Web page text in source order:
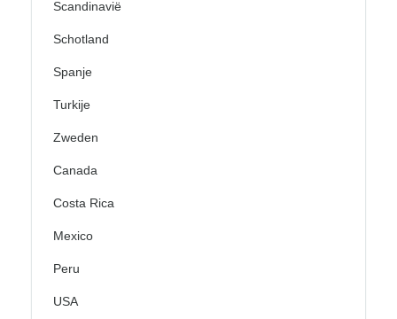
Scandinavië
Schotland
Spanje
Turkije
Zweden
Canada
Costa Rica
Mexico
Peru
USA